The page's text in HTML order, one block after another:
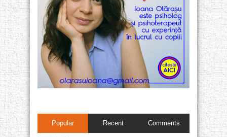
Popular Recent Comments